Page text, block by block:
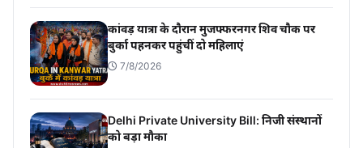
कांवड़ यात्रा के दौरान मुजफ्फरनगर शिव चौक पर
बुर्का पहनकर पहुंचीं दो महिलाएं
7/8/2026
Delhi Private University Bill: निजी संस्थानों
को बड़ा मौका